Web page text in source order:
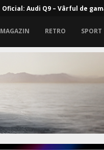
Lux suprem: Zeekr 9X cu
MAGAZIN RETRO SPORT